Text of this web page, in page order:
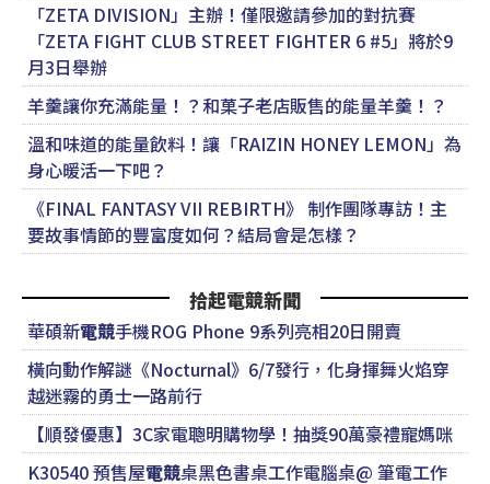
「ZETA DIVISION」主辦！僅限邀請參加的對抗賽
「ZETA FIGHT CLUB STREET FIGHTER 6 #5」將於9
月3日舉辦
羊羹讓你充滿能量！？和菓子老店販售的能量羊羹！？
溫和味道的能量飲料！讓「RAIZIN HONEY LEMON」為
身心暖活一下吧？
《FINAL FANTASY VII REBIRTH》 制作團隊專訪！主
要故事情節的豐富度如何？結局會是怎樣？
拾起電競新聞
華碩新電競手機ROG Phone 9系列亮相20日開賣
橫向動作解謎《Nocturnal》6/7發行，化身揮舞火焰穿
越迷霧的勇士一路前行
【順發優惠】3C家電聰明購物學！抽獎90萬豪禮寵媽咪
K30540 預售屋電競桌黑色書桌工作電腦桌@ 筆電工作